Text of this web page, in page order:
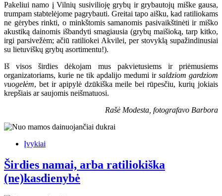
Pakeliui namo į Vilnių susivilioję grybų ir grybautojų miške gausa,
trumpam stabtelėjome pagrybauti. Greitai tapo aišku, kad ratiliokams
ne gėrybes rinkti, o minkštomis samanomis pasivaikštinėti ir miško
akustiką dainomis išbandyti smagiausia (grybų maišioką, tarp kitko,
irgi parsivežėm; ačiū ratiliokei Akvilei, per stovyklą supažindinusiai
su lietuviškų grybų asortimentu!).
Iš visos širdies dėkojam mus pakvietusiems ir priėmusiems
organizatoriams, kurie ne tik apdalijo medumi ir saldziom gardziom
vuogełėm, bet ir apipylė dzūkiška meile bei rūpesčiu, kurių jokiais
krepšiais ar saujomis neišmatuosi.
Rašė Modesta, fotografavo Barbora
Įvykiai
Širdies namai, arba ratiliokiška
(ne)kasdienybė